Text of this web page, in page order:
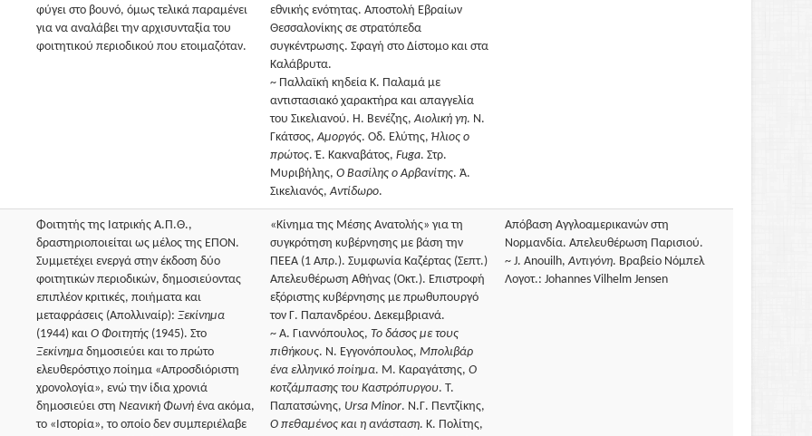
φύγει στο βουνό, όμως τελικά παραμένει
για να αναλάβει την αρχισυνταξία του
φοιτητικού περιοδικού που ετοιμαζόταν.
εθνικής ενότητας. Αποστολή Eβραίων
Θεσσαλονίκης σε στρατόπεδα
συγκέντρωσης. Σφαγή στο Δίστομο και στα
Καλάβρυτα.
~ Παλλαϊκή κηδεία Κ. Παλαμά με
αντιστασιακό χαρακτήρα και απαγγελία
του Σικελιανού. H. Bενέζης,Aιολική γη. Ν.
Γκάτσος,Αμοργός. Οδ. Ελύτης, Ήλιος ο
πρώτος. Έ. Κακναβάτος, Fuga. Στρ.
Mυριβήλης, O Bασίλης ο Aρβανίτης. Ά.
Σικελιανός,Aντίδωρο.
Φοιτητής της Iατρικής Α.Π.Θ.,
δραστηριοποιείται ως μέλος της EΠON.
Συμμετέχει ενεργά στην έκδοση δύο
φοιτητικών περιοδικών, δημοσιεύοντας
επιπλέον κριτικές, ποιήματα και
μεταφράσεις (Απολλιναίρ): Ξεκίνημα
(1944) και Ο Φοιτητής (1945). Στο
Ξεκίνημα δημοσιεύει και το πρώτο
ελευθερόστιχο ποίημα «Απροσδιόριστη
χρονολογία», ενώ την ίδια χρονιά
δημοσιεύει στη Νεανική Φωνή ένα ακόμα,
το «Ιστορία», το οποίο δεν συμπεριέλαβε
«Kίνημα της Mέσης Aνατολής» για τη
συγκρότηση κυβέρνησης με βάση την
ΠEEA (1 Απρ.). Συμφωνία Καζέρτας (Σεπτ.)
Απελευθέρωση Αθήνας (Οκτ.). Επιστροφή
εξόριστης κυβέρνησης με πρωθυπουργό
τον Γ. Παπανδρέου. Δεκεμβριανά.
~ Α. Γιαννόπουλος, Το δάσος με τους
πιθήκους. Ν. Εγγονόπουλος, Μπολιβάρ
ένα ελληνικό ποίημα. M. Kαραγάτσης, O
κοτζάμπασης του Καστρόπυργου. T.
Παπατσώνης, Ursa Minor. Ν.Γ. Πεντζίκης,
Ο πεθαμένος και η ανάσταση. K. Πολίτης,
Απόβαση Αγγλοαμερικανών στη
Νορμανδία. Απελευθέρωση Παρισιού.
~ J. Anouilh,Αντιγόνη. Βραβείο Νόμπελ
Λογοτ.: Johannes Vilhelm Jensen